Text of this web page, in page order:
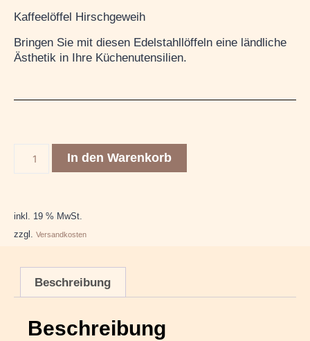
Kaffeelöffel Hirschgeweih
Bringen Sie mit diesen Edelstahllöffeln eine ländliche
Ästhetik in Ihre Küchenutensilien.
In den Warenkorb
inkl. 19 % MwSt.
zzgl. Versandkosten
Beschreibung
Beschreibung